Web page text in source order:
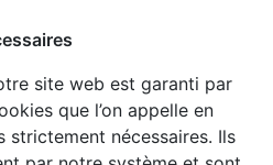
site web est garanti par
que l’on appelle en
strictement nécessaires. Ils